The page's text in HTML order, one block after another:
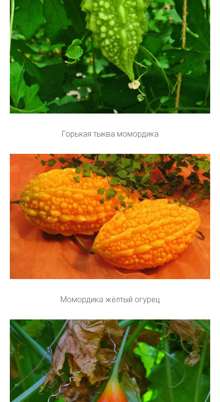
Горькая тыква момордика
Момордика жёлтый огурец